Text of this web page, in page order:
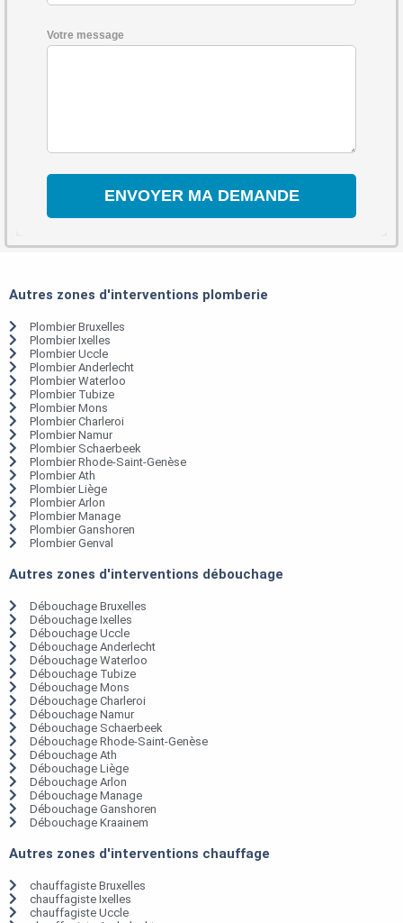
Votre message
Autres zones d'interventions plomberie
Plombier Bruxelles
Plombier Ixelles
Plombier Uccle
Plombier Anderlecht
Plombier Waterloo
Plombier Tubize
Plombier Mons
Plombier Charleroi
Plombier Namur
Plombier Schaerbeek
Plombier Rhode-Saint-Genèse
Plombier Ath
Plombier Liège
Plombier Arlon
Plombier Manage
Plombier Ganshoren
Plombier Genval
Autres zones d'interventions débouchage
Débouchage Bruxelles
Débouchage Ixelles
Débouchage Uccle
Débouchage Anderlecht
Débouchage Waterloo
Débouchage Tubize
Débouchage Mons
Débouchage Charleroi
Débouchage Namur
Débouchage Schaerbeek
Débouchage Rhode-Saint-Genèse
Débouchage Ath
Débouchage Liège
Débouchage Arlon
Débouchage Manage
Débouchage Ganshoren
Débouchage Kraainem
Autres zones d'interventions chauffage
chauffagiste Bruxelles
chauffagiste Ixelles
chauffagiste Uccle